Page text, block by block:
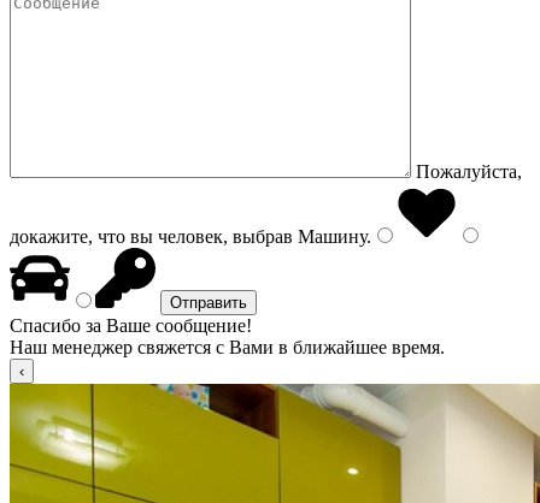
Пожалуйста,
докажите, что вы человек, выбрав Машину.
Спасибо за Ваше сообщение!
Наш менеджер свяжется с Вами в ближайшее время.